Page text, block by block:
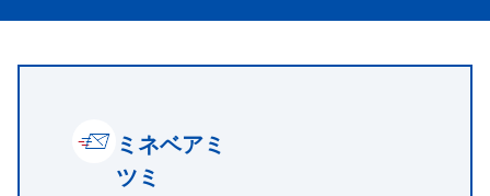
ミネベアミ
ツミ